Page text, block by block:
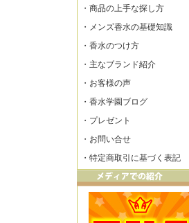
・ 商品の上手な探し方
・ メンズ香水の基礎知識
・ 香水のつけ方
・ 主なブランド紹介
・ お客様の声
・ 香水学園ブログ
・ プレゼント
・ お問い合せ
・ 特定商取引に基づく表記